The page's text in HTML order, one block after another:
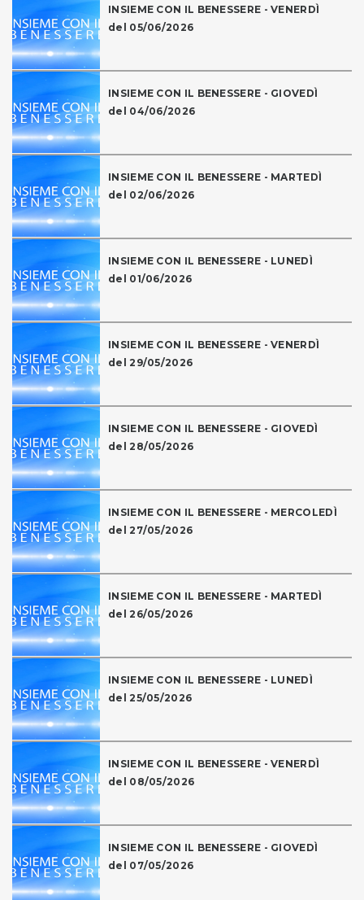
INSIEME CON IL BENESSERE - VENERDÌ
del 05/06/2026
INSIEME CON IL BENESSERE - GIOVEDÌ
del 04/06/2026
INSIEME CON IL BENESSERE - MARTEDÌ
del 02/06/2026
INSIEME CON IL BENESSERE - LUNEDÌ
del 01/06/2026
INSIEME CON IL BENESSERE - VENERDÌ
del 29/05/2026
INSIEME CON IL BENESSERE - GIOVEDÌ
del 28/05/2026
INSIEME CON IL BENESSERE - MERCOLEDÌ
del 27/05/2026
INSIEME CON IL BENESSERE - MARTEDÌ
del 26/05/2026
INSIEME CON IL BENESSERE - LUNEDÌ
del 25/05/2026
INSIEME CON IL BENESSERE - VENERDÌ
del 08/05/2026
INSIEME CON IL BENESSERE - GIOVEDÌ
del 07/05/2026